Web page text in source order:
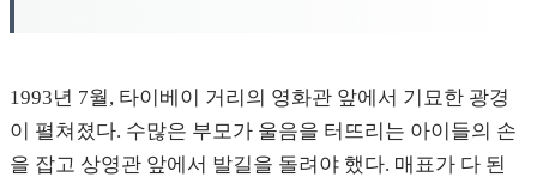
1993년 7월, 타이베이 거리의 영화관 앞에서 기묘한 광경
이 펼쳐졌다. 수많은 부모가 울음을 터뜨리는 아이들의 손
을 잡고 상영관 앞에서 발길을 돌려야 했다. 매표가 다 된